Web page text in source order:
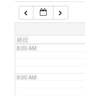
終日
7:00 AM
8:00 AM
9:00 AM